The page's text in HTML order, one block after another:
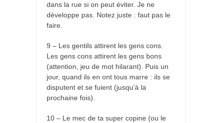
dans la rue si on peut éviter. Je ne
développe pas. Notez juste : faut pas le
faire.
9 – Les gentils attirent les gens cons.
Les gens cons attirent les gens bons
(attention, jeu de mot hilarant). Puis un
jour, quand ils en ont tous marre : ils se
disputent et se fuient (jusqu’à la
prochaine fois).
10 – Le mec de ta super copine (ou le